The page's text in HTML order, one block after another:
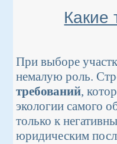
Какие
При выборе
немалую роль.
требований,
экологии самого
только к
юридическим